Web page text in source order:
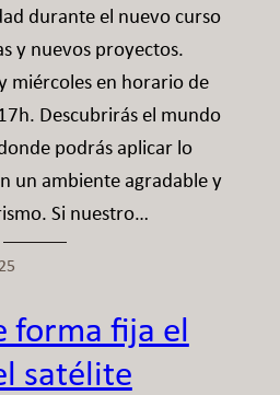
durante el nuevo curso
y nuevos proyectos.
miércoles en horario de
Descubrirás el mundo
podrás aplicar lo
un ambiente agradable y
Si nuestro…
forma fija el
satélite